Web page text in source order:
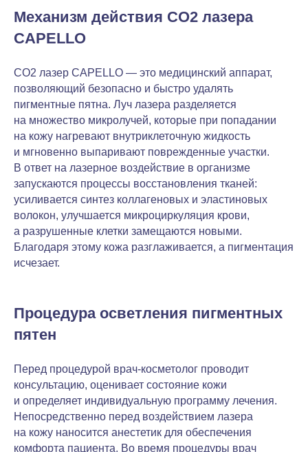
Механизм действия CO2 лазера
CAPELLO
CO2 лазер CAPELLO — это медицинский аппарат,
позволяющий безопасно и быстро удалять
пигментные пятна. Луч лазера разделяется
на множество микролучей, которые при попадании
на кожу нагревают внутриклеточную жидкость
и мгновенно выпаривают поврежденные участки.
В ответ на лазерное воздействие в организме
запускаются процессы восстановления тканей:
усиливается синтез коллагеновых и эластиновых
волокон, улучшается микроциркуляция крови,
а разрушенные клетки замещаются новыми.
Благодаря этому кожа разглаживается, а пигментация
исчезает.
Процедура осветления пигментных
пятен
Перед процедурой врач-косметолог проводит
консультацию, оценивает состояние кожи
и определяет индивидуальную программу лечения.
Непосредственно перед воздействием лазера
на кожу наносится анестетик для обеспечения
комфорта пациента. Во время процедуры врач